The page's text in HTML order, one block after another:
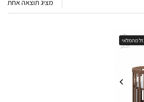
מציג תוצאה אחת
מהמלאי